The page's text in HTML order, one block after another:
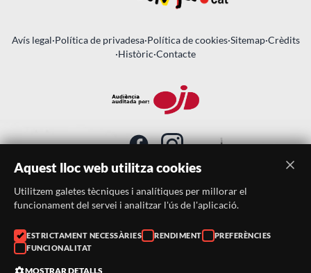
Avís legal·Política de privadesa·Política de cookies·Sitemap·Crèdits
·Històric·Contacte
SUBSCRIU-TE AL BUTLLETÍ
Telèfon:
938046359
Correu:
Aquest lloc web utilitza cookies
Utilitzem galetes tècniques i analítiques per millorar el
funcionament del servei i analitzar l'ús de l'aplicació.
ESTRICTAMENT NECESSÀRIES RENDIMENT
PREFERÈNCIES
FUNCIONALITAT
MOSTRAR DETALLS